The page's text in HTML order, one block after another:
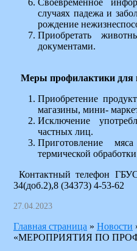
случаях падежа и
рождение
Приобретать
документами.
Меры профилактики для
Приобретение
магазины, мини-
Исключение
частных лиц.
Приготовление
термической
Контактный телефон
34(доб.2),8 (34373) 4-53-62
27.04.2023
Главная страница » Новости
«МЕРОПРИЯТИЯ ПО